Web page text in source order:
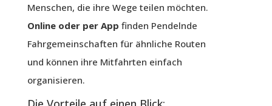
Menschen, die ihre Wege teilen möchten.
Online oder per App finden Pendelnde
Fahrgemeinschaften für ähnliche Routen
und können ihre Mitfahrten einfach
organisieren.